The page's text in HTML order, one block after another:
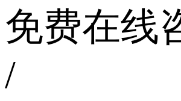
免费在线
/